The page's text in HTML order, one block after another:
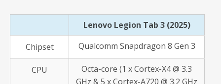
Lenovo Legion Tab 3 (2025)
Chipset Qualcomm Snapdragon 8 Gen 3
CPU
Octa-core (1 x Cortex-X4 @ 3.3
GHz & 5 x Cortex-A720 @ 3.2 GHz